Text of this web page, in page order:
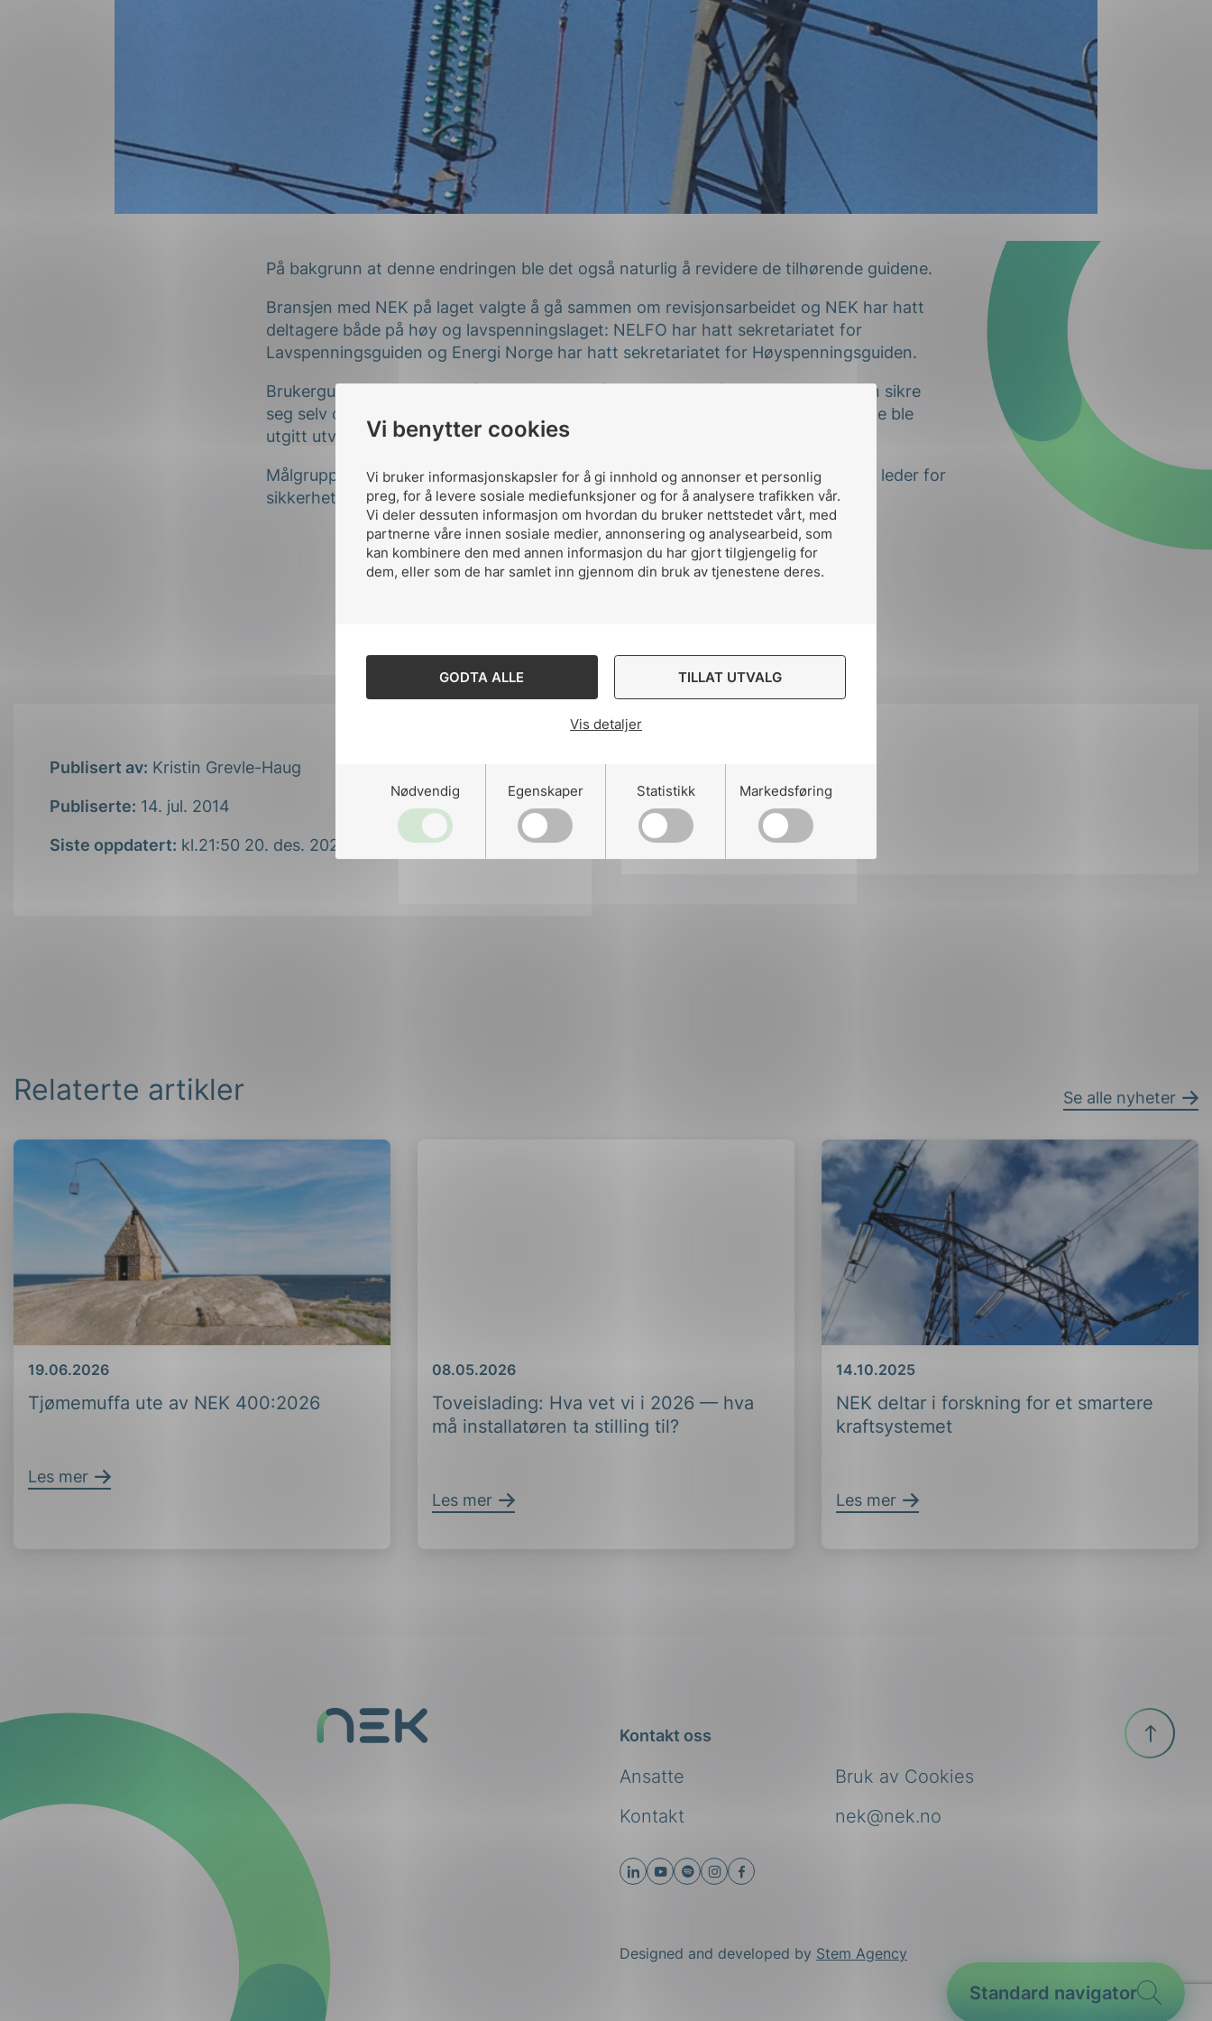
Vi benytter cookies
Vi bruker informasjonskapsler for å gi innhold og annonser et personlig
preg, for å levere sosiale mediefunksjoner og for å analysere trafikken vår.
Vi deler dessuten informasjon om hvordan du bruker nettstedet vårt, med
partnerne våre innen sosiale medier, annonsering og analysearbeid, som
kan kombinere den med annen informasjon du har gjort tilgjengelig for
dem, eller som de har samlet inn gjennom din bruk av tjenestene deres.
GODTA ALLE TILLAT UTVALG
Vis detaljer
Nødvendig Egenskaper Statistikk Markedsføring
På bakgrunn at denne endringen ble det også naturlig å revidere de tilhørende guidene.
Bransjen med NEK på laget valgte å gå sammen om revisjonsarbeidet og NEK har hatt
deltagere både på høy og lavspenningslaget: NELFO har hatt sekretariatet for
Lavspenningsguiden og Energi Norge har hatt sekretariatet for Høyspenningsguiden.
Brukerguidene er laget for å legge til rette på en praktisk måte hvordan man kan sikre
seg selv og sine medarbeidere. Elsikkerheten har i tiden siden forrige brukerguide ble
utgitt utviklet seg i riktig retning og antall ulykker er redusert.
Målgrupper for brukerguidene er: faglige ledere, mellomledere, leder for kobling, leder for
sikkerhet, montører og lærlinger.
Publisert av: Kristin Grevle-Haug
Publiserte: 14. jul. 2014
Siste oppdatert: kl.21:50 20. des. 2021
Del
Del
Relaterte artikler Se alle nyheter
Tjømemuffa ute av NEK 400:2026
Dato
19.06.2026
Les mer
Toveislading: Hva vet vi i 2026 — hva
må installatøren ta stilling til?
Dato
08.05.2026
Les mer
NEK deltar i forskning for et smartere
kraftsystemet
Dato
14.10.2025
Les mer
Standard navigator
Kontakt oss
Ansatte
nek@nek.no
Kontakt
Bruk av Cookies
Designed and developed by Stem Agency
Til
toppen